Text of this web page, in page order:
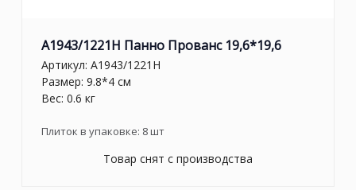
A1943/1221H Панно Прованс 19,6*19,6
Артикул: A1943/1221H
Размер: 9.8*4 см
Вес: 0.6 кг
Плиток в упаковке: 8шт
Товар снят с производства